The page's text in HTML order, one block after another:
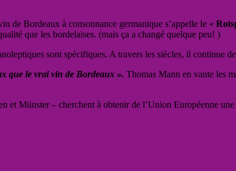
de Bordeaux à consonnance germanique s’appelle le «
que les bordelaises. (mais ça a changé quelque peu! )
sont spécifiques. A travers les siècles, il continue
que le vrai vin de Bordeaux ». Thomas Mann en vante les
Münster – cherchent à obtenir de l’Union Européenne